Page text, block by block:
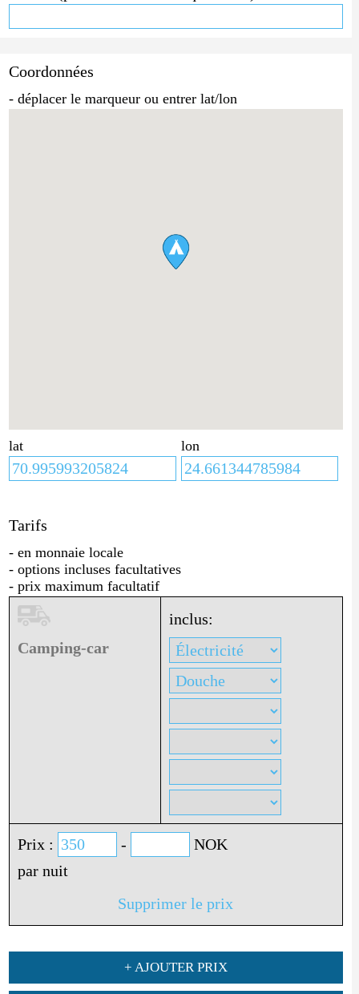
Coordonnées
- déplacer le marqueur ou entrer lat/lon
lat lon
Tarifs
- en monnaie locale
- options incluses facultatives
- prix maximum facultatif
Camping-car
inclus:
Prix : -
NOK
par nuit
Supprimer le prix
+ AJOUTER PRIX